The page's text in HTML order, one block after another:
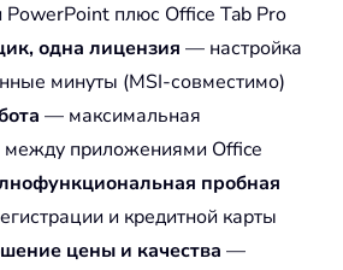
плюс Office Tab Pro
одна лицензия — настройка
минуты (MSI-совместимо)
— максимальная
между приложениями Office
пробная
и кредитной карты
цены и качества —